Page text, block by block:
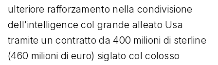
ulteriore rafforzamento nella condivisione
dell'intelligence col grande alleato Usa
tramite un contratto da 400 milioni di sterline
(460 milioni di euro) siglato col colosso